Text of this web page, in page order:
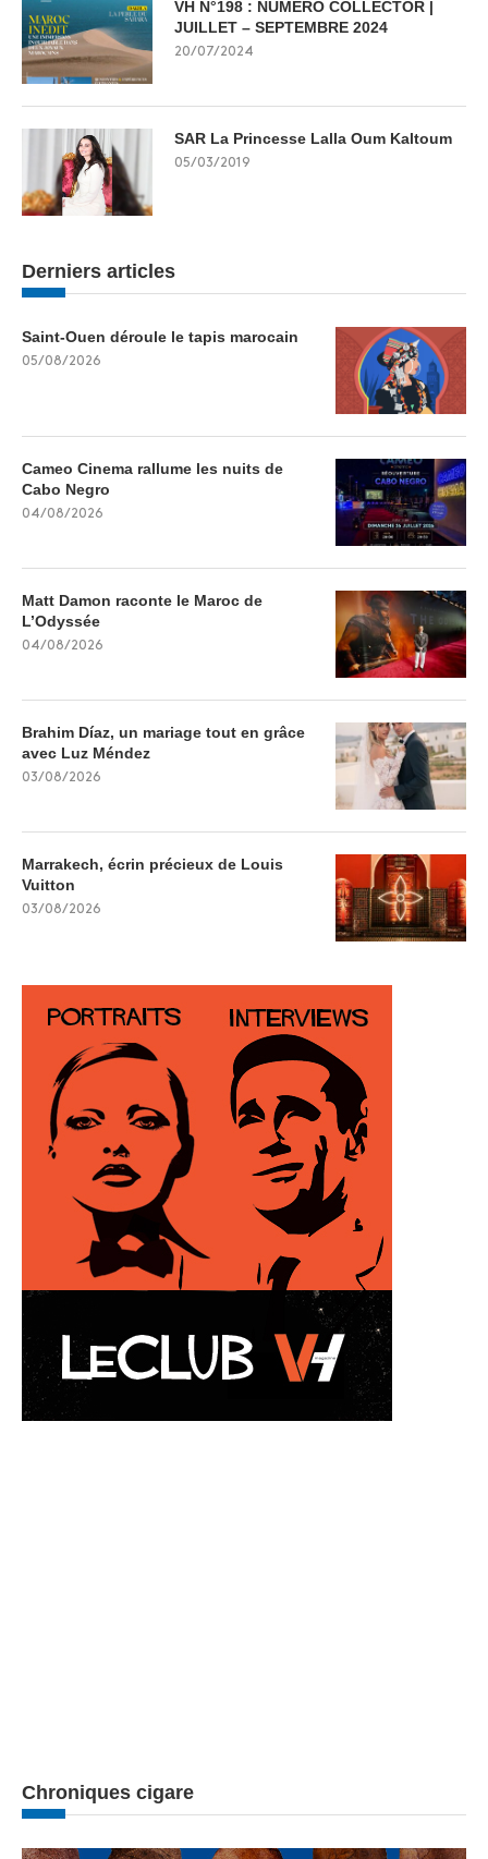
VH N°198 : NUMERO COLLECTOR |
JUILLET – SEPTEMBRE 2024
20/07/2024
SAR La Princesse Lalla Oum Kaltoum
05/03/2019
Derniers articles
Saint-Ouen déroule le tapis marocain
05/08/2026
Cameo Cinema rallume les nuits de
Cabo Negro
04/08/2026
Matt Damon raconte le Maroc de
L’Odyssée
04/08/2026
Brahim Díaz, un mariage tout en grâce
avec Luz Méndez
03/08/2026
Marrakech, écrin précieux de Louis
Vuitton
03/08/2026
Chroniques cigare